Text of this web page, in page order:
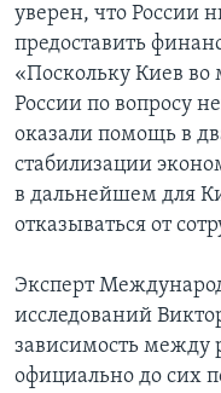
уверен, что России
предоставить
«Поскольку Киев
России по вопросу
оказали помощь в
стабилизации
в дальнейшем для
отказываться от
Эксперт
исследований
зависимость
официально до сих